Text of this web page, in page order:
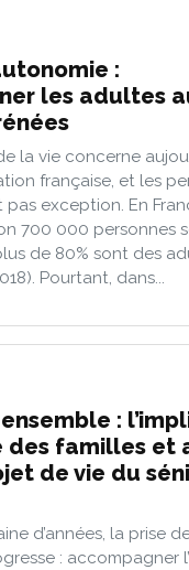
:
les adultes
la vie concerne
française, et les
exception. En
700 000 personnes
de 80% sont des
Pourtant, dans...
:
des familles et
de vie du
d’années, la prise
: accompagner